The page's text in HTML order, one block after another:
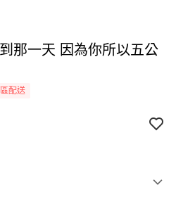
那一天 因為你所以五公
配送